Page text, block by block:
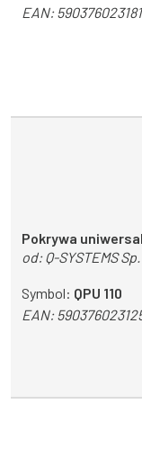
EAN:
Pokrywa
od:Q-SYSTEMS
Symbol: QPU 110
EAN: